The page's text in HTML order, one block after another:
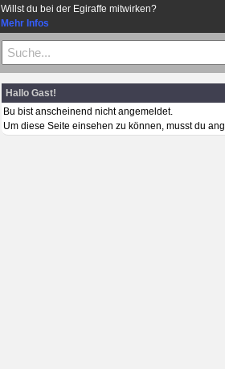
Willst du bei der Egiraffe mitwirken?
Mehr Infos
Hallo Gast!
Bu bist anscheinend nicht angemeldet.
Um diese Seite einsehen zu können, musst du